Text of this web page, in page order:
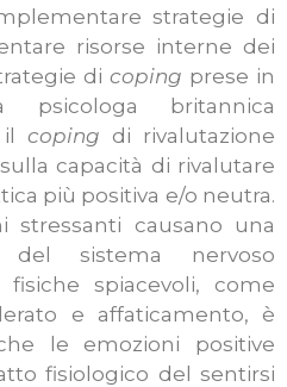
strategie di
risorse interne dei
di coping prese in
psicologa britannica
il coping di rivalutazione
capacità di rivalutare
più positiva e/o neutra.
stressanti causano una
del sistema nervoso
spiacevoli, come
e affaticamento, è
le emozioni positive
fisiologico del sentirsi